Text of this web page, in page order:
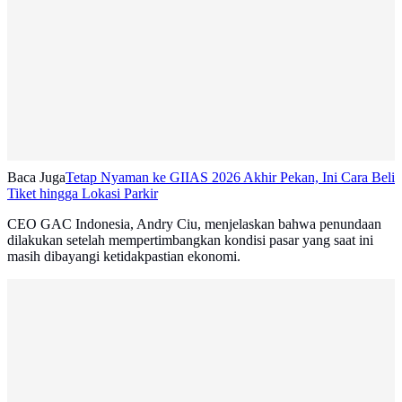
Baca JugaTetap Nyaman ke GIIAS 2026 Akhir Pekan, Ini Cara Beli
Tiket hingga Lokasi Parkir
CEO GAC Indonesia, Andry Ciu, menjelaskan bahwa penundaan
dilakukan setelah mempertimbangkan kondisi pasar yang saat ini
masih dibayangi ketidakpastian ekonomi.